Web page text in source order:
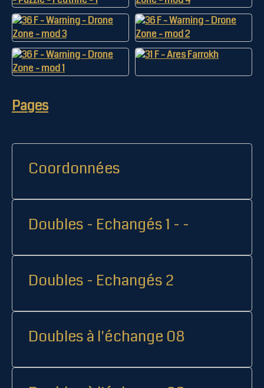
Pages
Coordonnées
Doubles - Echangés 1 - -
Doubles - Echangés 2
Doubles à l'échange 08